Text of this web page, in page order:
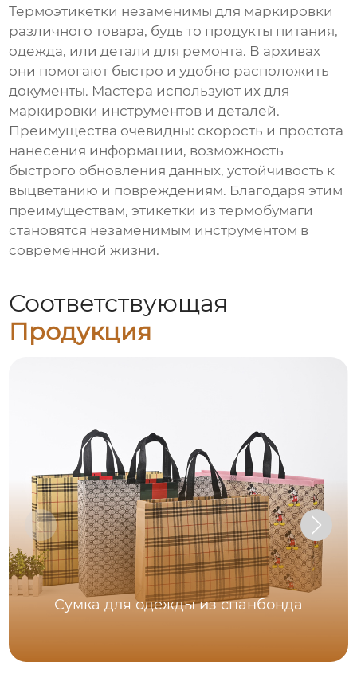
Термоэтикетки незаменимы для маркировки
различного товара, будь то продукты питания,
одежда, или детали для ремонта. В архивах
они помогают быстро и удобно расположить
документы. Мастера используют их для
маркировки инструментов и деталей.
Преимущества очевидны: скорость и простота
нанесения информации, возможность
быстрого обновления данных, устойчивость к
выцветанию и повреждениям. Благодаря этим
преимуществам, этикетки из термобумаги
становятся незаменимым инструментом в
современной жизни.
Соответствующая
Продукция
Сумка для одежды из спанбонда